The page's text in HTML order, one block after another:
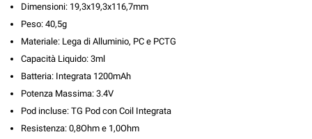
Dimensioni: 19,3x19,3x116,7mm
Peso: 40,5g
Materiale: Lega di Alluminio, PC e PCTG
Capacità Liquido: 3ml
Batteria: Integrata 1200mAh
Potenza Massima: 3.4V
Pod incluse: TG Pod con Coil Integrata
Resistenza: 0,8Ohm e 1,0Ohm